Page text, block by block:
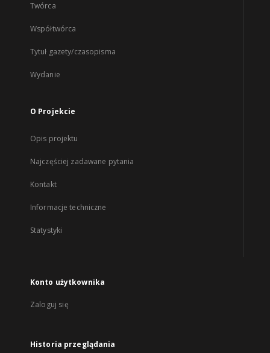
Twórca
Współtwórca
Tytuł gazety/czasopisma
Wydanie
O Projekcie
Opis projektu
Najczęściej zadawane pytania
Kontakt
Informacje techniczne
Statystyki
Konto użytkownika
Zaloguj się
Historia przeglądania